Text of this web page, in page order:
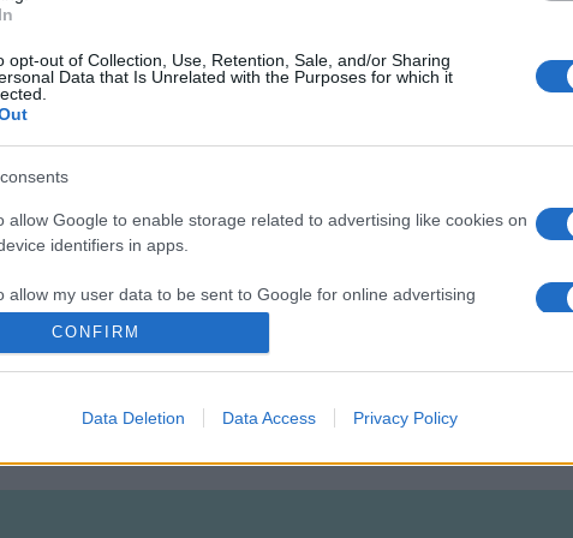
opt-out of Collection, Use, Retention, Sale, and/or Sharing
Data that Is Unrelated with the Purposes for which it
allow Google to enable storage related to advertising like cookies on
identifiers in apps.
allow my user data to be sent to Google for online advertising
allow Google to send me personalized advertising.
allow Google to enable storage related to analytics like cookies on
CONFIRM
Data Deletion Data Access Privacy Policy
lehet.
százaléka - szám szerint 1373 - nyomtatvány, ezekből 134
Minden könyvben benne van a pataki könyvtár pecsétje, s azok
hogy a könyvek visszafogadásának és elhelyezésének az
freskó egy darabja. A födém megerősítése és a beázás
(MTI)